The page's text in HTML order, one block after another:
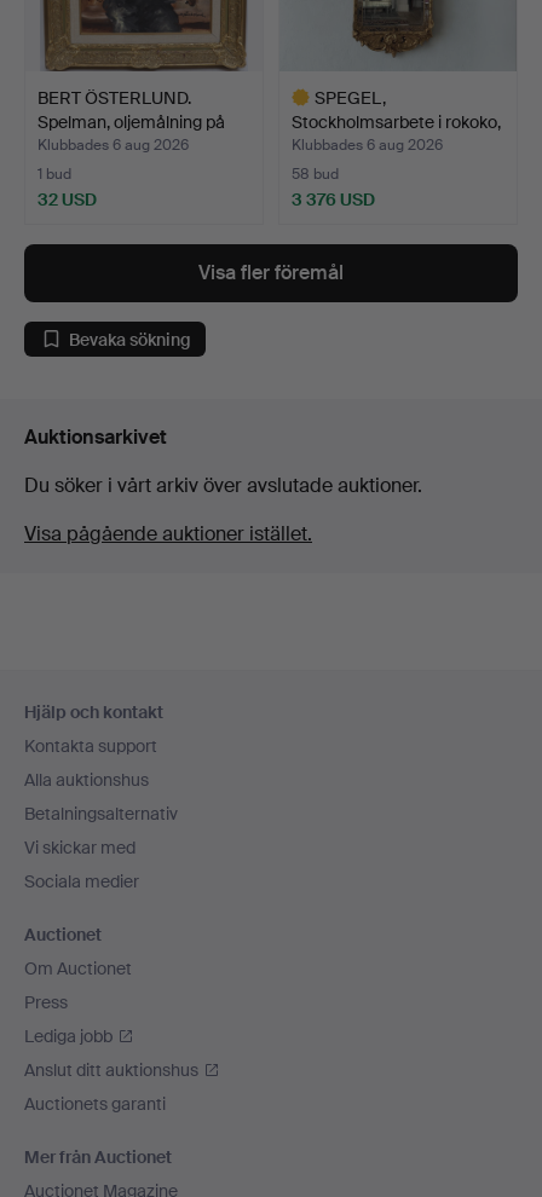
BERT ÖSTERLUND.
Spelman, oljemålning på
du…
Klubbades 6 aug 2026
1 bud
32 USD
SPEGEL,
Stockholmsarbete i rokoko,
1700-ta…
Klubbades 6 aug 2026
58 bud
3 376 USD
föremål
Visa fler föremål
Bevaka sökning
Auktionsarkivet
Du söker i vårt arkiv över avslutade auktioner.
Visa pågående auktioner istället.
Hjälp och kontakt
Kontakta support
Alla auktionshus
Betalningsalternativ
Vi skickar med
Sociala medier
Auctionet
Om Auctionet
Press
Lediga jobb
Anslut ditt auktionshus
Auctionets garanti
Mer från Auctionet
Auctionet Magazine